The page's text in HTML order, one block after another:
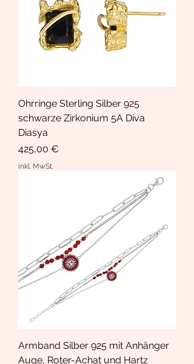
Ohrringe Sterling Silber 925
schwarze Zirkonium 5A Diva
Diasya
Preis
425,00 €
inkl. MwSt.
Armband Silber 925 mit Anhänger
Auge, Roter-Achat und Hartz